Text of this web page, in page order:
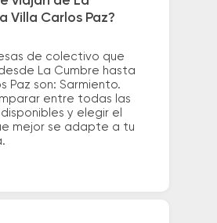
Villa Carlos Paz?
de colectivo que
La Cumbre hasta
Paz son: Sarmiento.
entre todas las
y elegir el
mejor se adapte a tu